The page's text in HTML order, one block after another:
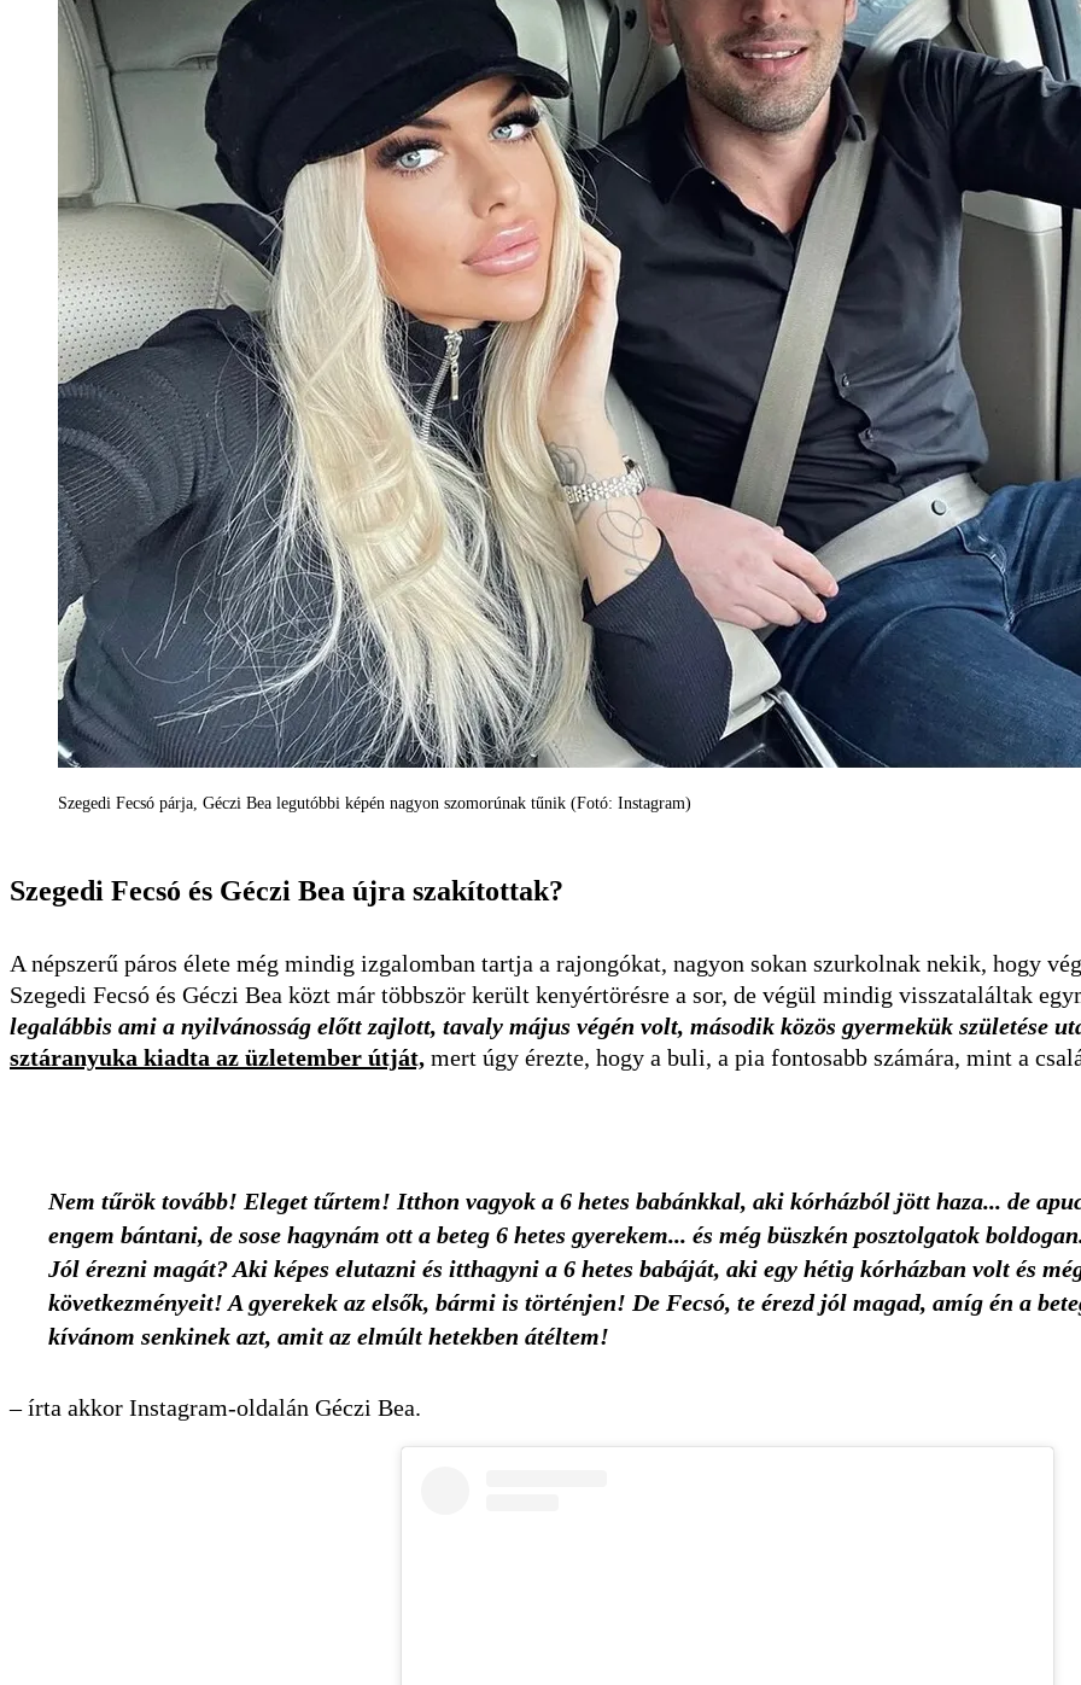
Szegedi Fecsó párja, Géczi Bea legutóbbi képén nagyon szomorúnak tűnik (Fotó: Instagram)
Szegedi Fecsó és Géczi Bea újra szakítottak?
A népszerű páros élete még mindig izgalomban tartja a rajongókat, nagyon sokan szurkolnak nekik, hogy
Szegedi Fecsó és Géczi Bea közt már többször került kenyértörésre a sor, de végül mindig visszataláltak
legalábbis ami a nyilvánosság előtt zajlott, tavaly május végén volt, második közös gyermekük születése
sztáranyuka kiadta az üzletember útját, mert úgy érezte, hogy a buli, a pia fontosabb számára, mint a
Nem tűrök tovább! Eleget tűrtem! Itthon vagyok a 6 hetes babánkkal, aki kórházból jött haza... de
engem bántani, de sose hagynám ott a beteg 6 hetes gyerekem... és még büszkén posztolgatok
Jól érezni magát? Aki képes elutazni és itthagyni a 6 hetes babáját, aki egy hétig kórházban volt és
következményeit! A gyerekek az elsők, bármi is történjen! De Fecsó, te érezd jól magad, amíg én a
kívánom senkinek azt, amit az elmúlt hetekben átéltem!
– írta akkor Instagram-oldalán Géczi Bea.